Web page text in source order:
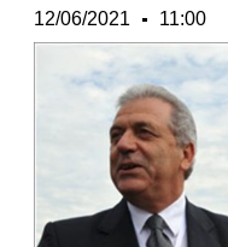
12/06/2021 11:00